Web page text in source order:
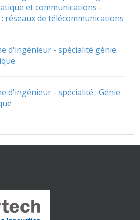
et communications -
réseaux de télécommunications
d'ingénieur - spécialité génie
d'ingénieur - spécialité : Génie